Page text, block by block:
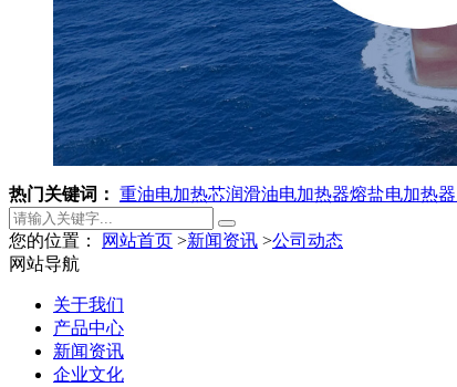
热门关键词： 重油电加热芯润滑油电加热器熔盐电加热器
您的位置： 网站首页 >新闻资讯 >公司动态
网站导航
关于我们
产品中心
新闻资讯
企业文化